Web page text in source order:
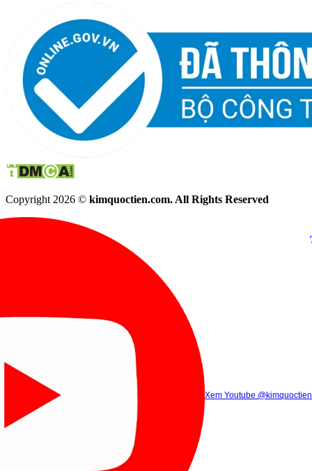
Copyright 2026 © kimquoctien.com. All Rights Reserved
Xem Tik Tok
(8h00 - 21h30)
(8h00 -
Gọi điện (8h00 - 21h30)
Xem Youtube @kimquoctien